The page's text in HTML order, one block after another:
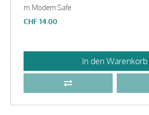
m.Modem Safe
CHF 14.00
In den Warenkorb